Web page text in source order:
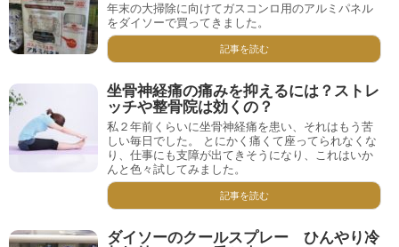
年末の大掃除に向けてガスコンロ用のアルミパネル
をダイソーで買ってきました。
記事を読む
坐骨神経痛の痛みを抑えるには？ストレ
ッチや整骨院は効くの？
私２年前くらいに坐骨神経痛を患い、それはもう苦
しい毎日でした。 とにかく痛くて座ってられなくな
り、仕事にも支障が出てきそうになり、これはいか
んと色々試してみました。
記事を読む
ダイソーのクールスプレー ひんやり冷